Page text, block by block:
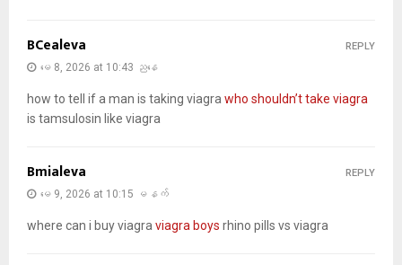
BCealeva
မေ 8, 2026 at 10:43 ညနေ
how to tell if a man is taking viagra who shouldn’t take viagra
is tamsulosin like viagra
REPLY
Bmialeva
မေ 9, 2026 at 10:15 မနက်
where can i buy viagra viagra boys rhino pills vs viagra
REPLY